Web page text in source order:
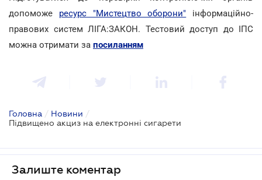
допоможе ресурс "Мистецтво оборони" інформаційно-
правових систем ЛІГА:ЗАКОН. Тестовий доступ до ІПС
можна отримати за посиланням
Головна / Новини /
Підвищено акциз на електронні сигарети
Залиште коментар